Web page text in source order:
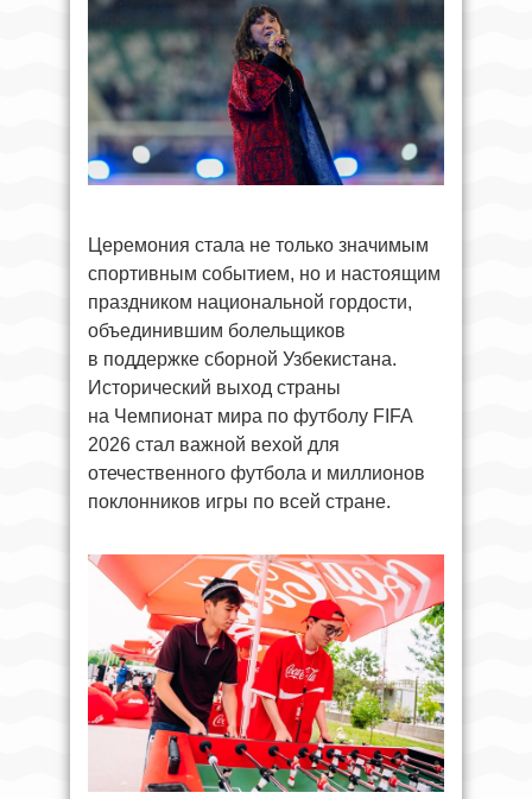
Церемония стала не только значимым
спортивным событием, но и настоящим
праздником национальной гордости,
объединившим болельщиков
в поддержке сборной Узбекистана.
Исторический выход страны
на Чемпионат мира по футболу FIFA
2026 стал важной вехой для
отечественного футбола и миллионов
поклонников игры по всей стране.